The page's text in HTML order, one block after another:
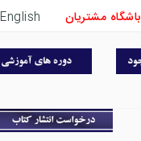
باشگاه مشتریان English